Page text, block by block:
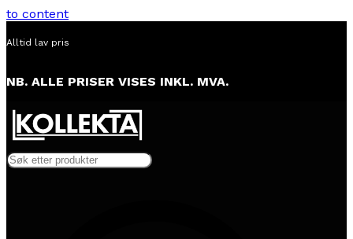
to content
Alltid lav pris
NB. ALLE PRISER VISES INKL. MVA.